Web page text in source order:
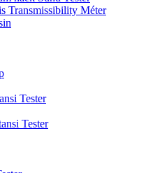
Transmissibility Méter
Tester
Tester